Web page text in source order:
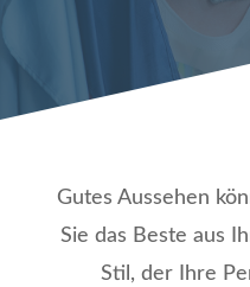
Gutes Aussehen
Sie das Beste aus
Stil, der Ihre